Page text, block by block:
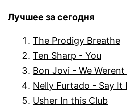
Лучшее за сегодня
The Prodigy Breathe
Ten Sharp - You
Bon Jovi - We
Nelly Furtado - Say It
Usher In this Club